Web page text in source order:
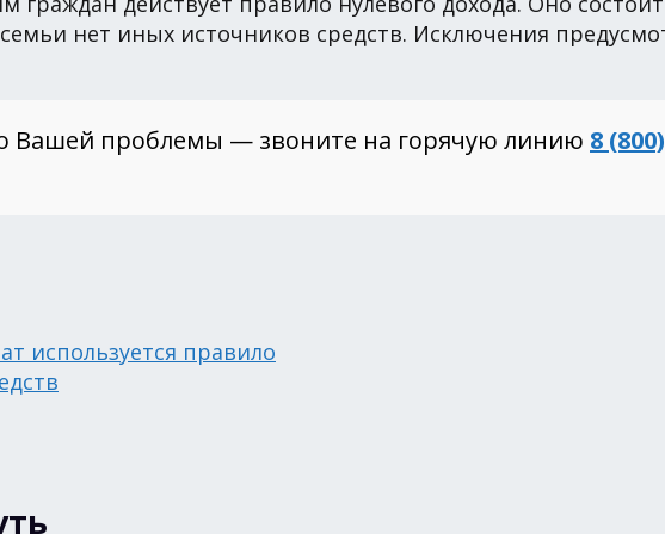
семьи нет иных источников средств. Исключения
проблемы — звоните на горячую линию 8
используется правило